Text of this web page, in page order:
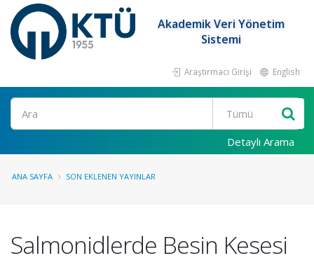
Akademik Veri Yönetim
Sistemi
Araştırmacı Girişi English
Ara
Detaylı Arama
ANA SAYFA SON EKLENEN YAYINLAR
Salmonidlerde Besin Kesesi